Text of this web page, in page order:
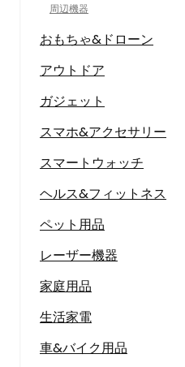
周辺機器
おもちゃ&ドローン
アウトドア
ガジェット
スマホ&アクセサリー
スマートウォッチ
ヘルス&フィットネス
ペット用品
レーザー機器
家庭用品
生活家電
車&バイク用品